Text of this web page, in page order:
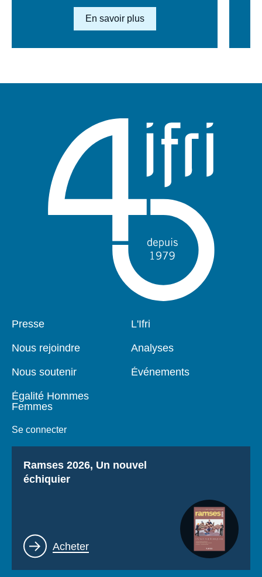
savoir
Lien en savoir plus
En savoir plus
Pied
Presse
Nous rejoindre
Nous soutenir
Égalité Hommes
Femmes
Se connecter
Navigation
L'Ifri
Analyses
Événements
Titre
Ramses 2026, Un nouvel
échiquier
Lien
Acheter